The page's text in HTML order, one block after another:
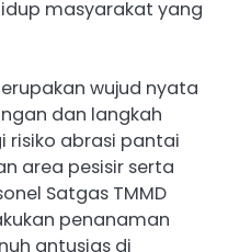
masyarakat yang
wujud nyata
dan langkah
risiko abrasi pantai
area pesisir serta
Satgas TMMD
penanaman
antusias di